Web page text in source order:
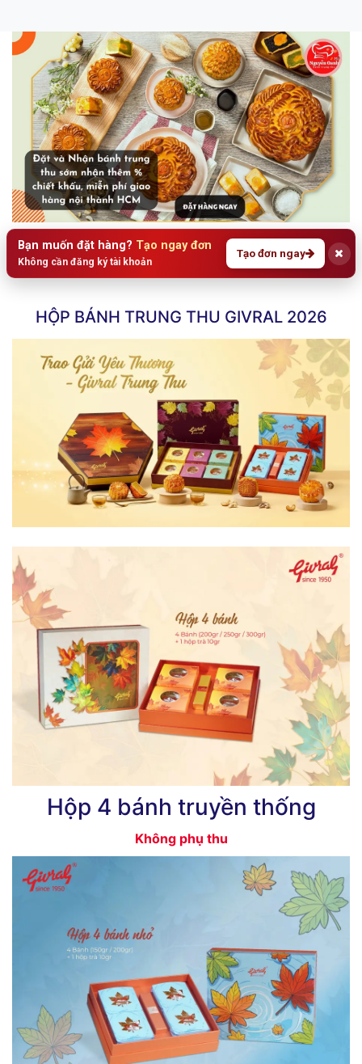
Bạn muốn đặt hàng? Tạo ngay đơn
Không cần đăng ký tài khoản
Tạo đơn ngay
HỘP BÁNH TRUNG THU GIVRAL 2026
Hộp 4 bánh truyền thống
Không phụ thu